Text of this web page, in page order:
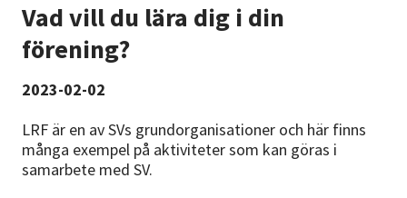
Vad vill du lära dig i din
förening?
2023-02-02
LRF är en av SVs grundorganisationer och här finns
många exempel på aktiviteter som kan göras i
samarbete med SV.